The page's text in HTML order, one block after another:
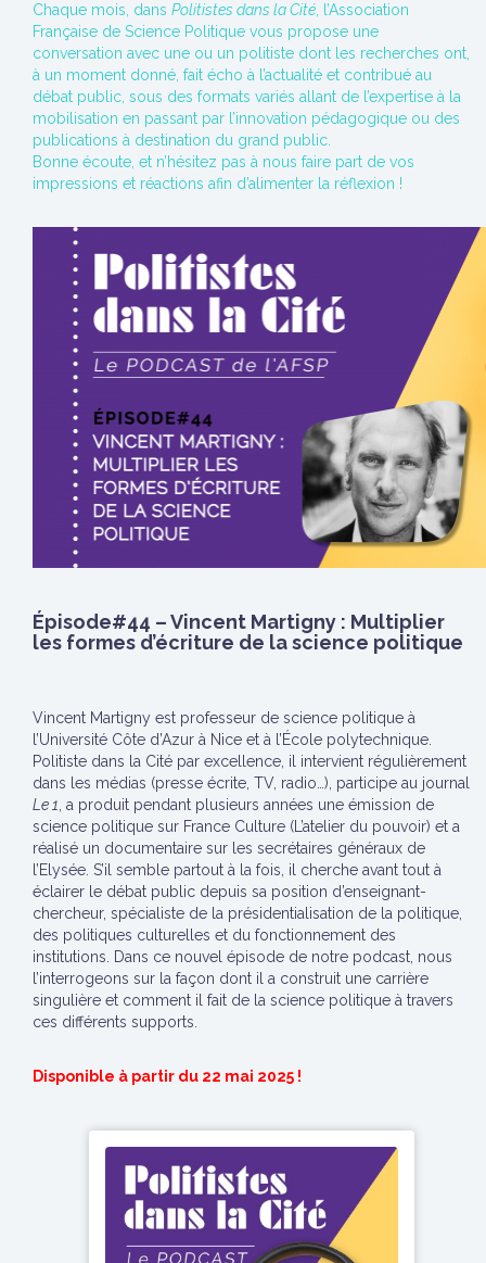
Chaque mois, dans Politistes dans la Cité , l’Association
Française de Science Politique vous propose une
conversation avec une ou un politiste dont les recherches ont,
à un moment donné, fait écho à l’actualité et contribué au
débat public, sous des formats variés allant de l’expertise à la
mobilisation en passant par l’innovation pédagogique ou des
publications à destination du grand public.
Bonne écoute, et n’hésitez pas à nous faire part de vos
impressions et réactions afin d’alimenter la réflexion !
Épisode#44 – Vincent Martigny : Multiplier
les formes d’écriture de la science politique
Vincent Martigny est professeur de science politique à
l’Université Côte d’Azur à Nice et à l’École polytechnique.
Politiste dans la Cité par excellence, il intervient régulièrement
dans les médias (presse écrite, TV, radio…), participe au journal
Le 1 , a produit pendant plusieurs années une émission de
science politique sur France Culture (L’atelier du pouvoir) et a
réalisé un documentaire sur les secrétaires généraux de
l’Elysée. S’il semble partout à la fois, il cherche avant tout à
éclairer le débat public depuis sa position d’enseignant-
chercheur, spécialiste de la présidentialisation de la politique,
des politiques culturelles et du fonctionnement des
institutions. Dans ce nouvel épisode de notre podcast, nous
l’interrogeons sur la façon dont il a construit une carrière
singulière et comment il fait de la science politique à travers
ces différents supports.
Disponible à partir du 22 mai 2025 !